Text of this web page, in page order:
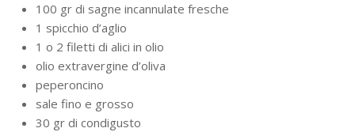
100 gr di sagne incannulate fresche
1 spicchio d’aglio
1 o 2 filetti di alici in olio
olio extravergine d’oliva
peperoncino
sale fino e grosso
30 gr di condigusto